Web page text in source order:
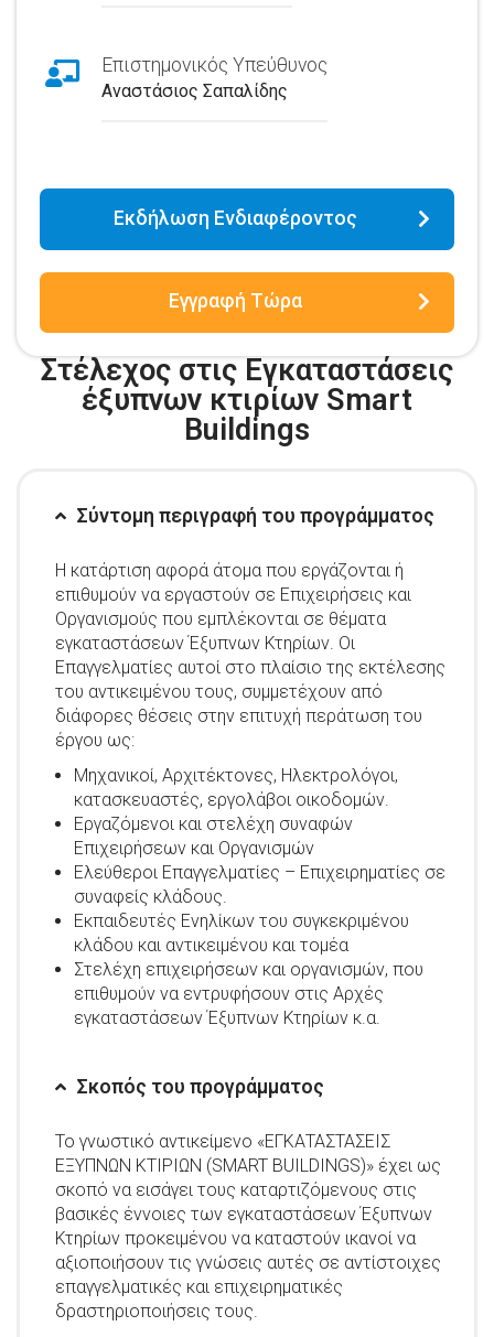
Στέλεχος στις Εγκαταστάσεις
έξυπνων κτιρίων Smart
Buildings
Σύντομη περιγραφή του προγράμματος
Η κατάρτιση αφορά άτομα που εργάζονται ή
επιθυμούν να εργαστούν σε Επιχειρήσεις και
Οργανισμούς που εμπλέκονται σε θέματα
εγκαταστάσεων Έξυπνων Κτηρίων. Οι
Επαγγελματίες αυτοί στο πλαίσιο της εκτέλεσης
του αντικειμένου τους, συμμετέχουν από
διάφορες θέσεις στην επιτυχή περάτωση του
έργου ως:
Μηχανικοί, Αρχιτέκτονες, Ηλεκτρολόγοι,
κατασκευαστές, εργολάβοι οικοδομών.
Εργαζόμενοι και στελέχη συναφών
Επιχειρήσεων και Οργανισμών
Ελεύθεροι Επαγγελματίες – Επιχειρηματίες σε
συναφείς κλάδους.
Εκπαιδευτές Ενηλίκων του συγκεκριμένου
κλάδου και αντικειμένου και τομέα
Στελέχη επιχειρήσεων και οργανισμών, που
επιθυμούν να εντρυφήσουν στις Αρχές
εγκαταστάσεων Έξυπνων Κτηρίων κ.α.
Σκοπός του προγράμματος
Το γνωστικό αντικείμενο «ΕΓΚΑΤΑΣΤΑΣΕΙΣ
ΕΞΥΠΝΩΝ ΚΤΙΡΙΩΝ (SMART BUILDINGS)» έχει ως
σκοπό να εισάγει τους καταρτιζόμενους στις
βασικές έννοιες των εγκαταστάσεων Έξυπνων
Κτηρίων προκειμένου να καταστούν ικανοί να
αξιοποιήσουν τις γνώσεις αυτές σε αντίστοιχες
επαγγελματικές και επιχειρηματικές
δραστηριοποιήσεις τους.
Επιστημονικός Υπεύθυνος
Αναστάσιος Σαπαλίδης
Εκδήλωση Ενδιαφέροντος
Εγγραφή Τώρα